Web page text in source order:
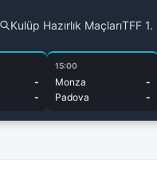
Kulüp Hazırlık MaçlarıTFF 1.
-
-
15:00
Monza
-
Padova
-